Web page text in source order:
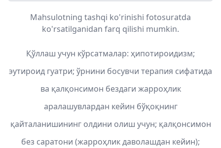
Mahsulotning tashqi ko'rinishi fotosuratda
ko'rsatilganidan farq qilishi mumkin.
Қўллаш учун кўрсатмалар: ҳипотироидизм;
эутироид гуатри; ўрнини босувчи терапия сифатида
ва қалқонсимон бездаги жарроҳлик
аралашувлардан кейин бўқоқнинг
қайталанишининг олдини олиш учун; қалқонсимон
без саратони (жарроҳлик даволашдан кейин);